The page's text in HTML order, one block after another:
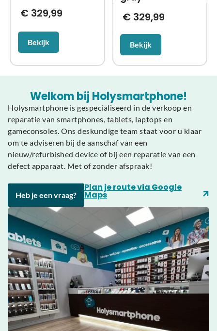
€329,99
Bekijk
€ 329,99
Bekijk
Welkom bij Holysmartphone!
Holysmartphone is gespecialiseerd in de verkoop en
reparatie van smartphones, tablets, laptops en
gameconsoles. Ons deskundige team staat voor u klaar
om te adviseren bij de aanschaf van een
nieuw/refurbished device of bij een reparatie van een
defect apparaat. Met of zonder afspraak!
Heb je een vraag?
Plan je route via Google
Maps